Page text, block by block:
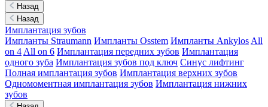
Назад
Назад
Имплантация зубов
Импланты Straumann Импланты Osstem Импланты Ankylos All
on 4 All on 6 Имплантация передних зубов Имплантация
одного зуба Имплантация зубов под ключ Синус лифтинг
Полная имплантация зубов Имплантация верхних зубов
Одномоментная имплантация зубов Имплантация нижних
зубов